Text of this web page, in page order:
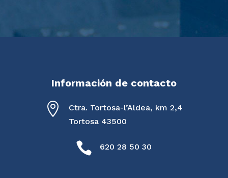
Información de contacto

Ctra. Tortosa-l’Aldea, km 2,4
Tortosa 43500
 620 28 50 30